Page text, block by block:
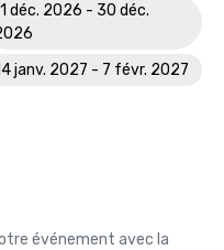
déc. 2026 - 30 déc.
janv. 2027 - 7 févr. 2027
événement avec la